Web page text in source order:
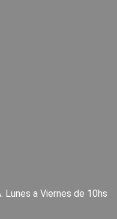
Lunes a Viernes de 10hs